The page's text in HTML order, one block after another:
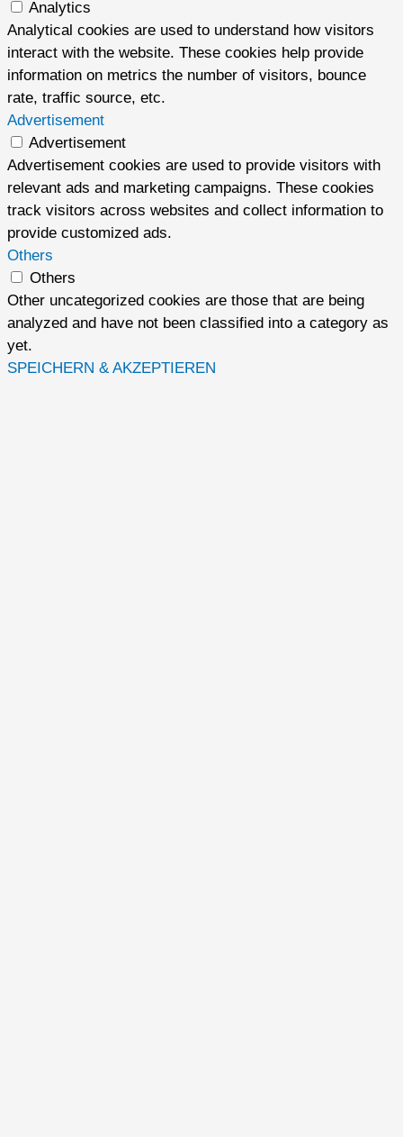
Analytics
Analytical cookies are used to understand how visitors
interact with the website. These cookies help provide
information on metrics the number of visitors, bounce
rate, traffic source, etc.
Advertisement
Advertisement
Advertisement cookies are used to provide visitors with
relevant ads and marketing campaigns. These cookies
track visitors across websites and collect information to
provide customized ads.
Others
Others
Other uncategorized cookies are those that are being
analyzed and have not been classified into a category as
yet.
SPEICHERN & AKZEPTIEREN